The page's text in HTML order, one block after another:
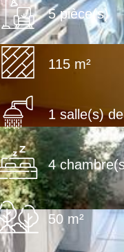
5 pièce(s)
115 m²
1 salle(s)
4
50 m²